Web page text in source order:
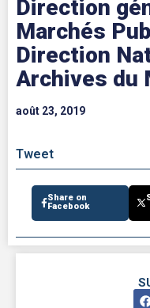
Direction
Marchés
Direction
Archives du
août 23, 2019
Tweet
Share on
Facebook